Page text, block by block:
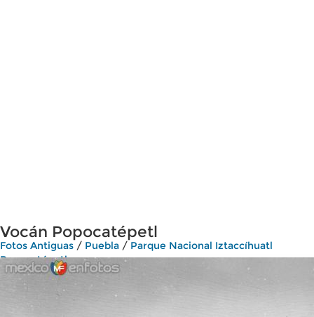
Vocán Popocatépetl
Fotos Antiguas / Puebla / Parque Nacional Iztaccíhuatl
Popocatépetl